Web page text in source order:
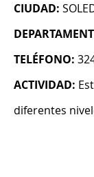
CIUDAD:
TELÉFONO:
ACTIVIDAD:
diferentes